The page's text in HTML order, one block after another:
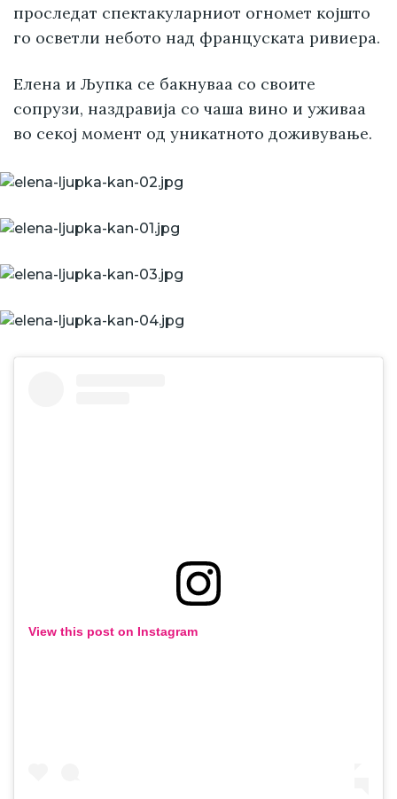
проследат спектакуларниот огномет којшто
го осветли небото над француската ривиера.
Елена и Љупка се бакнуваа со своите
сопрузи, наздравија со чаша вино и уживаа
во секој момент од уникатното доживување.
View this post on Instagram